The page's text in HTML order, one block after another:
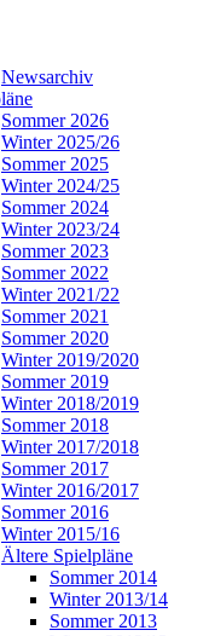
Newsarchiv
Sommer 2026
Winter 2025/26
Sommer 2025
Winter 2024/25
Sommer 2024
Winter 2023/24
Sommer 2023
Sommer 2022
Winter 2021/22
Sommer 2021
Sommer 2020
Winter 2019/2020
Sommer 2019
Winter 2018/2019
Sommer 2018
Winter 2017/2018
Sommer 2017
Winter 2016/2017
Sommer 2016
Winter 2015/16
Ältere Spielpläne
Sommer 2014
Winter 2013/14
Sommer 2013